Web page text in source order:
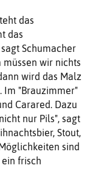
das
das
Schumacher
müssen wir nichts
wird das Malz
Im "Brauzimmer"
Carared. Dazu
nur Pils", sagt
Stout,
sind
frisch